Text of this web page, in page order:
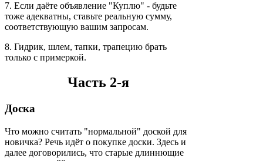
7. Если даёте объявление "Куплю" - будьте
тоже адекватны, ставьте реальную сумму,
соответствующую вашим запросам.
8. Гидрик, шлем, тапки, трапецию брать
только с примеркой.
Часть 2-я
Доска
Что можно считать "нормальной" доской для
новичка? Речь идёт о покупке доски. Здесь и
далее договорились, что старые длиннющие